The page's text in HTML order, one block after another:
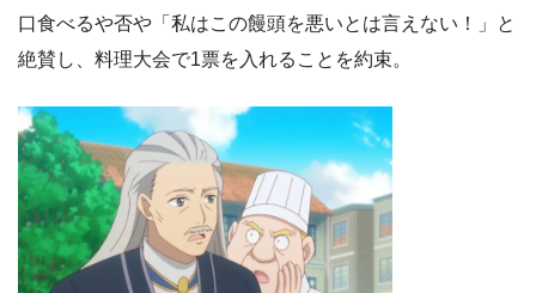
口食べるや否や「私はこの饅頭を悪いとは言えない！」と
絶賛し、料理大会で1票を入れることを約束。